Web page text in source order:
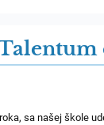
sa našej škole